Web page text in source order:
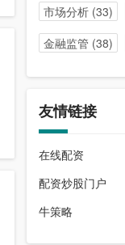
市场分析 (33)
金融监管 (38)
友情链接
在线配资
配资炒股门户
牛策略